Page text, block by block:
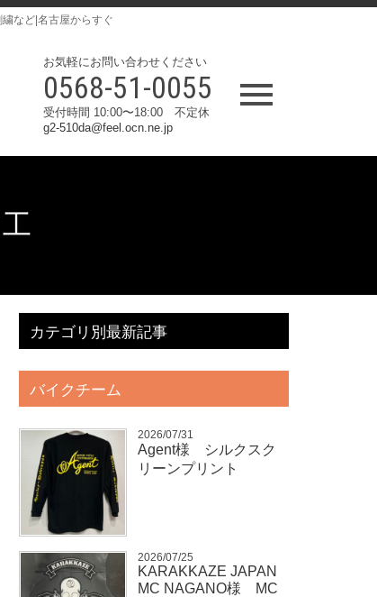
など|名古屋からすぐ
お気軽にお問い合わせください
0568-51-0055
受付時間 10:00〜18:00 不定休
g2-510da@feel.ocn.ne.jp
カテゴリ別最新記事
バイクチーム
2026/07/31
Agent様 シルクスク
リーンプリント
2026/07/25
KARAKKAZE JAPAN
MC NAGANO様 MC